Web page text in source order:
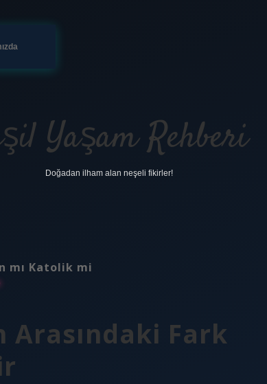
Yaşam Rehberi
Doğadan ilham alan neşeli fikirler!
mı Katolik mi
Fark